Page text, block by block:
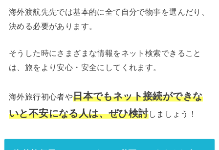
海外渡航先先では基本的に全て自分で物事を選んだり、
決める必要があります。
そうした時にさまざまな情報をネット検索できること
は、旅をより安心・安全にしてくれます。
海外旅行初心者や日本でもネット接続ができな
いと不安になる人は、ぜひ検討しましょう！